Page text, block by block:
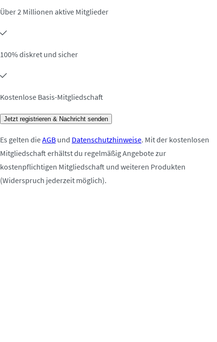
Über 2 Millionen aktive Mitglieder
100% diskret und sicher
Kostenlose Basis-Mitgliedschaft
Jetzt registrieren & Nachricht senden
Es gelten dieAGB und Datenschutzhinweise. Mit der kostenlosen
Mitgliedschaft erhältst du regelmäßig Angebote zur
kostenpflichtigen Mitgliedschaft und weiteren Produkten
(Widerspruch jederzeit möglich).